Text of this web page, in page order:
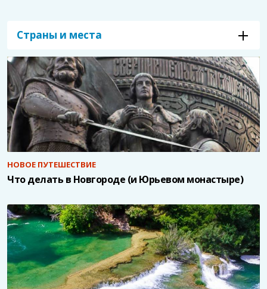
Страны и места
НОВОЕ ПУТЕШЕСТВИЕ
Что делать в Новгороде (и Юрьевом монастыре)